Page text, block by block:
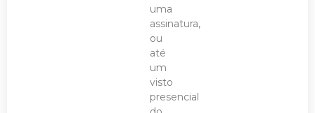
uma
assinatura,
ou
até
um
visto
presencial